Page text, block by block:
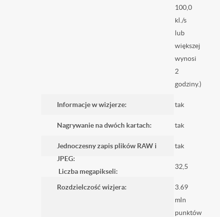
100,0
kl./s
lub
większej
wynosi
2
godziny.)
Informacje w wizjerze: tak
Nagrywanie na dwóch kartach: tak
Jednoczesny zapis plików RAW i
JPEG:
tak
Liczba megapikseli:
32,5
Rozdzielczość wizjera:
3.69
mln
punktów